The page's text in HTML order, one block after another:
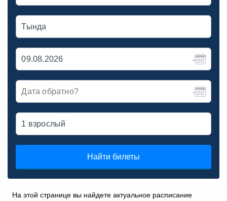
Найти билеты
На этой странице вы найдете актуальное расписание